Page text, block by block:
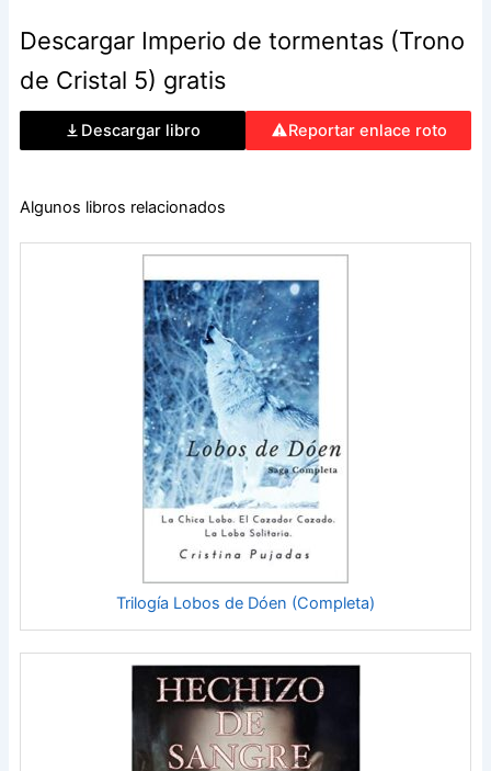
Descargar Imperio de tormentas (Trono
de Cristal 5) gratis
Descargar libro Reportar enlace roto
Algunos libros relacionados
Trilogía Lobos de Dóen (Completa)